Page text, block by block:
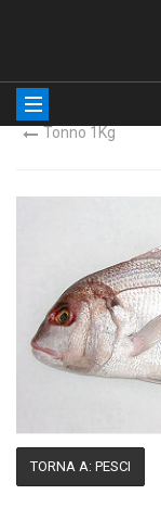
Tonno 1Kg
TORNA A: PESCI